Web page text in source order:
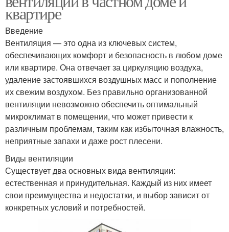
квартире
Введение
Вентиляция — это одна из ключевых систем,
обеспечивающих комфорт и безопасность в любом доме
или квартире. Она отвечает за циркуляцию воздуха,
удаление застоявшихся воздушных масс и пополнение
их свежим воздухом. Без правильно организованной
вентиляции невозможно обеспечить оптимальный
микроклимат в помещении, что может привести к
различным проблемам, таким как избыточная влажность,
неприятные запахи и даже рост плесени.
Виды вентиляции
Существует два основных вида вентиляции:
естественная и принудительная. Каждый из них имеет
свои преимущества и недостатки, и выбор зависит от
конкретных условий и потребностей.